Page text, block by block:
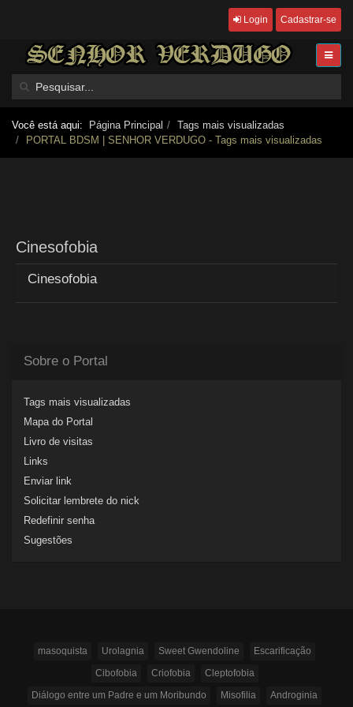
Login Cadastrar-se
Você está aqui: Página Principal
Tags mais visualizadas
PORTAL BDSM | SENHOR VERDUGO - Tags mais visualizadas
Cinesofobia
Cinesofobia
Sobre o Portal
Tags mais visualizadas
Mapa do Portal
Livro de visitas
Links
Enviar link
Solicitar lembrete do nick
Redefinir senha
Sugestões
masoquista Urolagnia Sweet Gwendoline
Escarificação
Cibofobia
Criofobia
Cleptofobia
Diálogo entre um Padre e um Moribundo
Misofilia Androginia